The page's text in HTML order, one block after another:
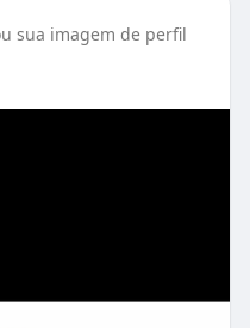
sua imagem de perfil